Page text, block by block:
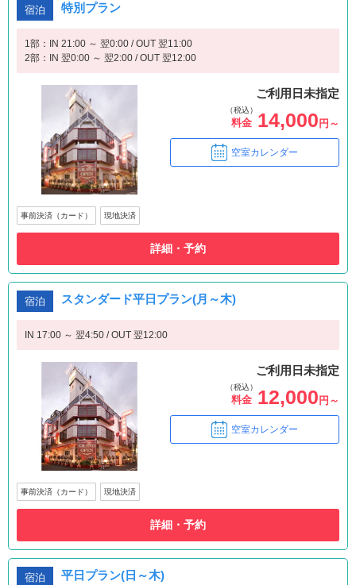
宿泊 特別プラン
1部：IN 21:00 ～ 翌0:00 / OUT 翌11:00
2部：IN 翌0:00 ～ 翌2:00 / OUT 翌12:00
ご利用日未指定
（税込）
料金 14,000 円～
空室カレンダー
事前決済（カード） 現地決済
詳細・予約
宿泊 スタンダード平日プラン(月～木)
IN 17:00 ～ 翌4:50 / OUT 翌12:00
ご利用日未指定
（税込）
料金 12,000 円～
空室カレンダー
事前決済（カード） 現地決済
詳細・予約
宿泊 平日プラン(日～木)